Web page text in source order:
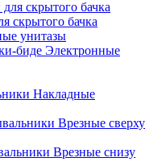
скрытого бачка
унитазы
Электронные
Накладные
Врезные сверху
Врезные снизу